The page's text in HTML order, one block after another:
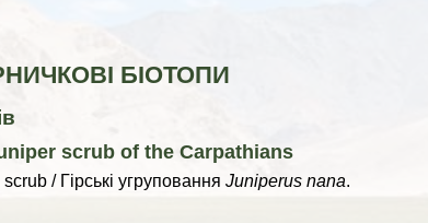
БІОТОПИ
scrub of the Carpathians
scrub / Гірські угруповання Juniperus nana.